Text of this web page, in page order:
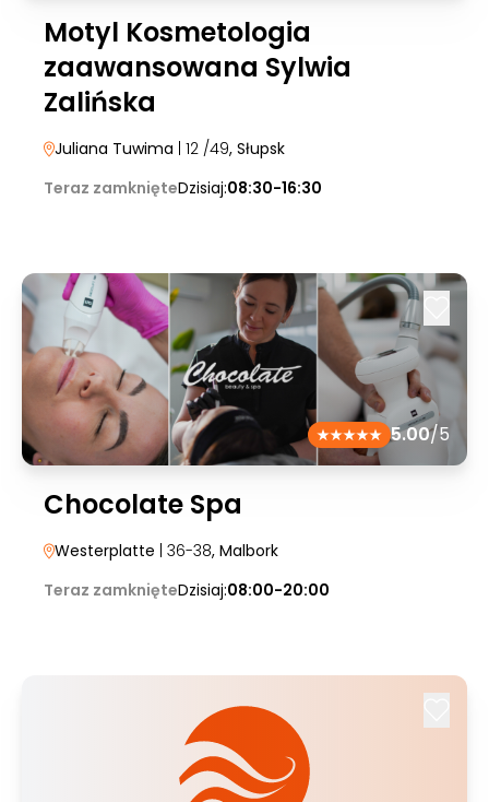
Motyl Kosmetologia
zaawansowana Sylwia
Zalińska
Juliana Tuwima | 12 /49, Słupsk
Teraz zamknięteDzisiaj:08:30-16:30
5.00/5
Chocolate Spa
Westerplatte | 36-38, Malbork
Teraz zamknięteDzisiaj:08:00-20:00